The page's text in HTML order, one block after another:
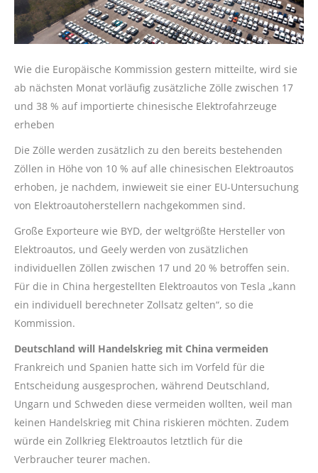
Wie die Europäische Kommission gestern mitteilte, wird sie
ab nächsten Monat vorläufig zusätzliche Zölle zwischen 17
und 38 % auf importierte chinesische Elektrofahrzeuge
erheben
Die Zölle werden zusätzlich zu den bereits bestehenden
Zöllen in Höhe von 10 % auf alle chinesischen Elektroautos
erhoben, je nachdem, inwieweit sie einer EU-Untersuchung
von Elektroautoherstellern nachgekommen sind.
Große Exporteure wie BYD, der weltgrößte Hersteller von
Elektroautos, und Geely werden von zusätzlichen
individuellen Zöllen zwischen 17 und 20 % betroffen sein.
Für die in China hergestellten Elektroautos von Tesla „kann
ein individuell berechneter Zollsatz gelten“, so die
Kommission.
Deutschland will Handelskrieg mit China vermeiden
Frankreich und Spanien hatte sich im Vorfeld für die
Entscheidung ausgesprochen, während Deutschland,
Ungarn und Schweden diese vermeiden wollten, weil man
keinen Handelskrieg mit China riskieren möchten. Zudem
würde ein Zollkrieg Elektroautos letztlich für die
Verbraucher teurer machen.